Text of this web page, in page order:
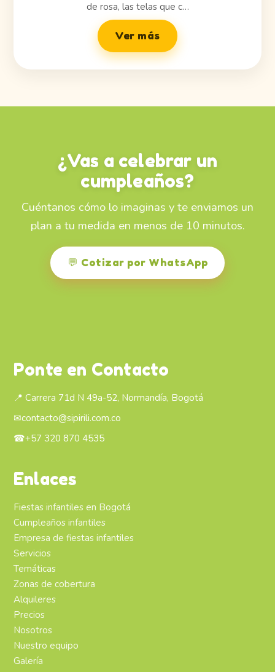
de rosa, las telas que c…
Ver más
¿Vas a celebrar un
cumpleaños?
Cuéntanos cómo lo imaginas y te enviamos un
plan a tu medida en menos de 10 minutos.
💬 Cotizar por WhatsApp
Ponte en Contacto
📍 Carrera 71d N 49a-52, Normandía, Bogotá
✉contacto@sipirili.com.co
☎+57 320 870 4535
Enlaces
Fiestas infantiles en Bogotá
Cumpleaños infantiles
Empresa de fiestas infantiles
Servicios
Temáticas
Zonas de cobertura
Alquileres
Precios
Nosotros
Nuestro equipo
Galería